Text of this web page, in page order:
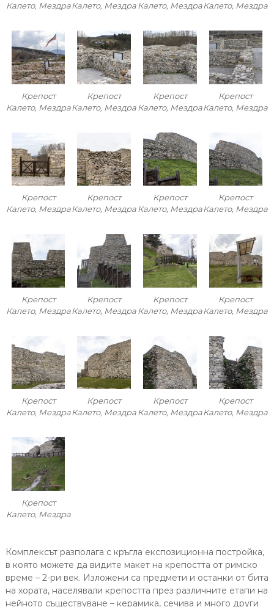
Калето, Мездра Калето, Мездра Калето, Мездра Калето, Мездра
Крепост
Калето, Мездра
Крепост
Калето, Мездра
Крепост
Калето, Мездра
Крепост
Калето, Мездра
Крепост
Калето, Мездра
Крепост
Калето, Мездра
Крепост
Калето, Мездра
Крепост
Калето, Мездра
Крепост
Калето, Мездра
Крепост
Калето, Мездра
Крепост
Калето, Мездра
Крепост
Калето, Мездра
Крепост
Калето, Мездра
Крепост
Калето, Мездра
Крепост
Калето, Мездра
Крепост
Калето, Мездра
Крепост
Калето, Мездра
Комплексът разполага с кръгла експозиционна постройка,
в която можете да видите макет на крепостта от римско
време – 2-ри век. Изложени са предмети и останки от бита
на хората, населявали крепостта през различните етапи на
нейното съществуване – керамика, сечива и много други